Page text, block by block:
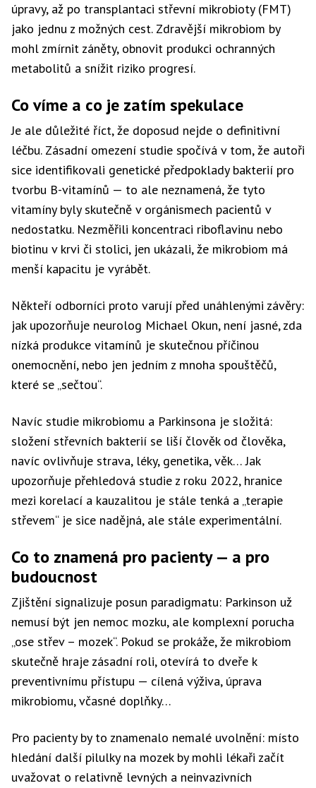
úpravy, až po transplantaci střevní mikrobioty (FMT)
jako jednu z možných cest. Zdravější mikrobiom by
mohl zmírnit záněty, obnovit produkci ochranných
metabolitů a snížit riziko progresí.
Co víme a co je zatím spekulace
Je ale důležité říct, že doposud nejde o definitivní
léčbu. Zásadní omezení studie spočívá v tom, že autoři
sice identifikovali genetické předpoklady bakterií pro
tvorbu B-vitamínů — to ale neznamená, že tyto
vitamíny byly skutečně v orgánismech pacientů v
nedostatku. Nezměřili koncentraci riboflavinu nebo
biotinu v krvi či stolici, jen ukázali, že mikrobiom má
menší kapacitu je vyrábět.
Někteří odborníci proto varují před unáhlenými závěry:
jak upozorňuje neurolog Michael Okun, není jasné, zda
nízká produkce vitamínů je skutečnou příčinou
onemocnění, nebo jen jedním z mnoha spouštěčů,
které se „sečtou“.
Navíc studie mikrobiomu a Parkinsona je složitá:
složení střevních bakterií se liší člověk od člověka,
navíc ovlivňuje strava, léky, genetika, věk… Jak
upozorňuje přehledová studie z roku 2022, hranice
mezi korelací a kauzalitou je stále tenká a „terapie
střevem“ je sice nadějná, ale stále experimentální.
Co to znamená pro pacienty — a pro
budoucnost
Zjištění signalizuje posun paradigmatu: Parkinson už
nemusí být jen nemoc mozku, ale komplexní porucha
„ose střev – mozek“. Pokud se prokáže, že mikrobiom
skutečně hraje zásadní roli, otevírá to dveře k
preventivnímu přístupu — cílená výživa, úprava
mikrobiomu, včasné doplňky…
Pro pacienty by to znamenalo nemalé uvolnění: místo
hledání další pilulky na mozek by mohli lékaři začít
uvažovat o relativně levných a neinvazivních